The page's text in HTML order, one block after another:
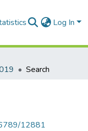
Log In
Search
12881